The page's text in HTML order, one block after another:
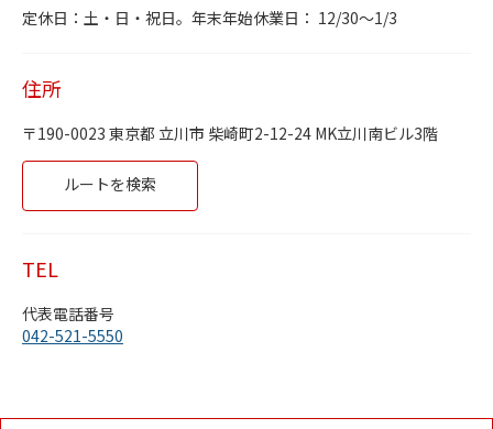
月曜日
9:30 AM-5:30 PM
木曜日
土曜日
定休日
定休日：土・日・祝日。年末年始休業日： 12/30～1/3
住所
190-0023 東京都 立川市 柴崎町2-12-24 MK立川南ビル3階
ルートを検索
TEL
代表電話番号
042-521-5550